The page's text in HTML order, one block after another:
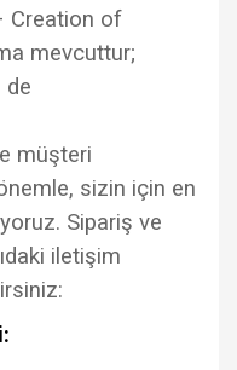
Creation of
mevcuttur;
de
müşteri
sizin için en
Sipariş ve
iletişim